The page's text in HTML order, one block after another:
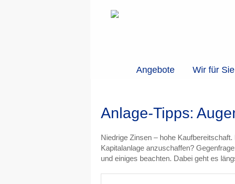
Angebote Wir für Sie
Anlage-Tipps:
Niedrige Zinsen – hohe
Kapitalanlage anzuschaffen?
und einiges beachten. Dabei geht es